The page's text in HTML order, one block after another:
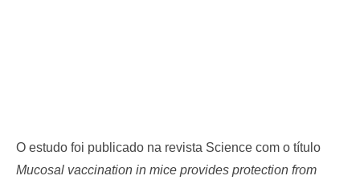
O estudo foi publicado na revista Science com o título
Mucosal vaccination in mice provides protection from